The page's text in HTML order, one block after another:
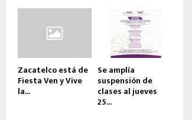
Zacatelco está de
Fiesta Ven y Vive
la...
Se amplía
suspensión de
clases al jueves
25...